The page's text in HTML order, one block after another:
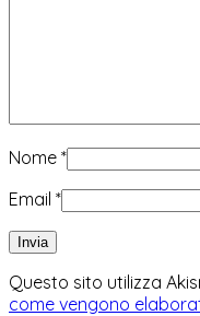
Nome *
Email *
Questo sito utilizza
come vengono